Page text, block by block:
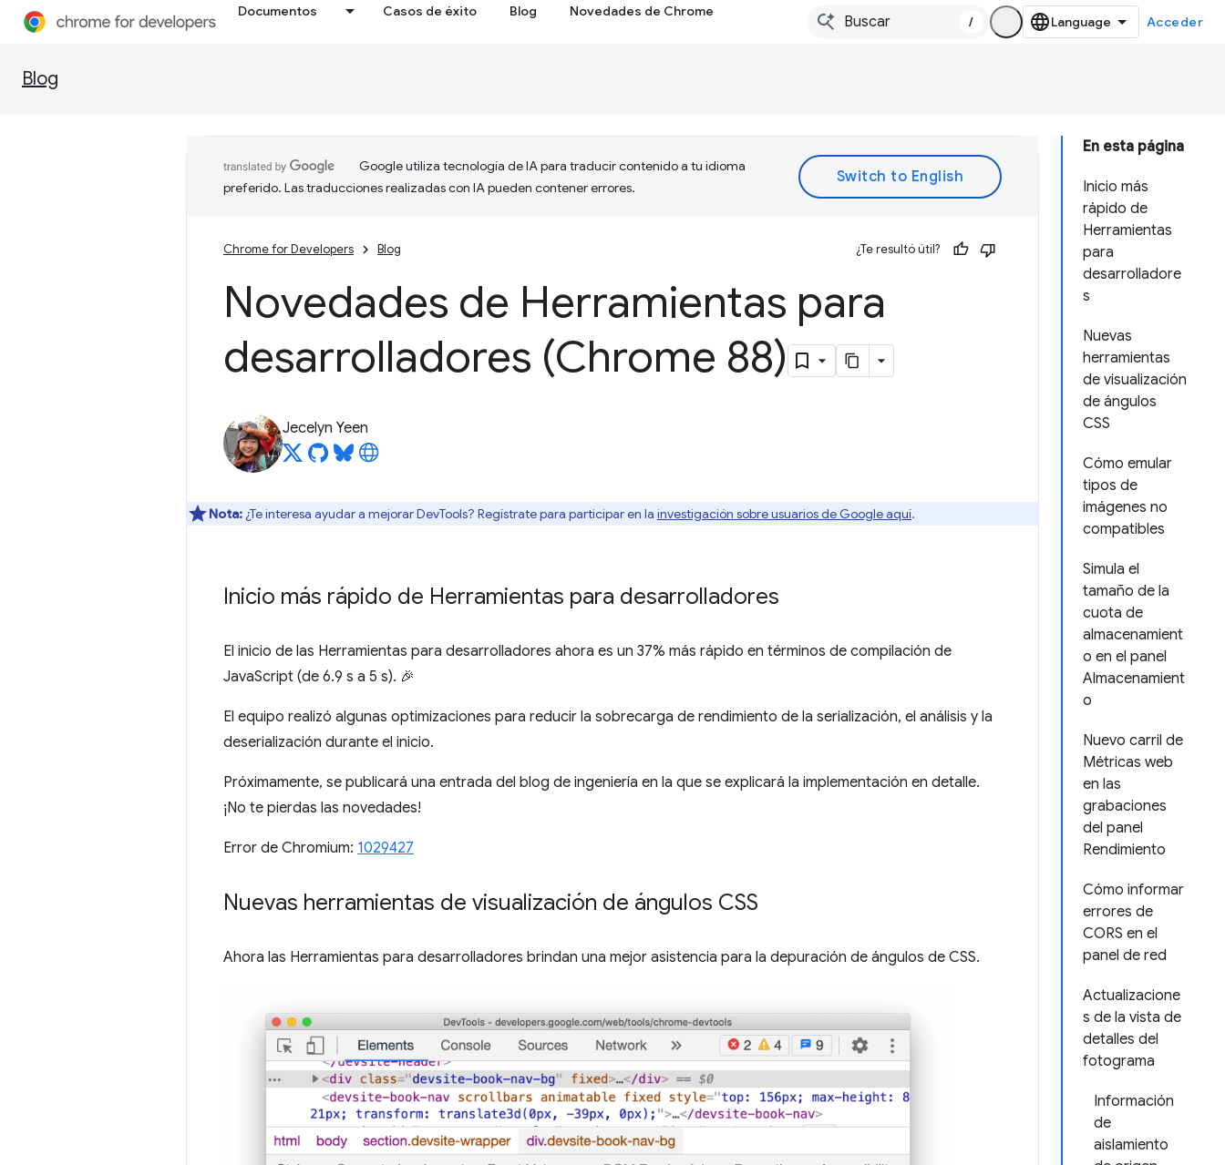
Documentos Casos de éxito Blog Novedades de Chrome
/ Acceder
Blog
En esta página
Inicio más
rápido de
Herramientas
para
desarrolladore
s
Nuevas
herramientas
de visualización
de ángulos
CSS
Cómo emular
tipos de
imágenes no
compatibles
Simula el
tamaño de la
cuota de
almacenamient
o en el panel
Almacenamient
o
Nuevo carril de
Métricas web
en las
grabaciones
del panel
Rendimiento
Cómo informar
errores de
CORS en el
panel de red
Actualizacione
s de la vista de
detalles del
fotograma
Información
de
aislamiento
Google utiliza tecnología de IA para traducir contenido a tu idioma
preferido. Las traducciones realizadas con IA pueden contener errores.
Chrome for Developers Blog ¿Te resultó útil?
Novedades de Herramientas para
desarrolladores (Chrome 88)
Jecelyn Yeen
Nota: ¿Te interesa ayudar a mejorar DevTools? Regístrate para participar en la investigación sobre usuarios de Google aquí.
Inicio más rápido de Herramientas para desarrolladores
El inicio de las Herramientas para desarrolladores ahora es un 37% más rápido en términos de compilación de
JavaScript (de 6.9 s a 5 s). 🎉
El equipo realizó algunas optimizaciones para reducir la sobrecarga de rendimiento de la serialización, el análisis y la
deserialización durante el inicio.
Próximamente, se publicará una entrada del blog de ingeniería en la que se explicará la implementación en detalle.
¡No te pierdas las novedades!
Error de Chromium: 1029427
Nuevas herramientas de visualización de ángulos CSS
Ahora las Herramientas para desarrolladores brindan una mejor asistencia para la depuración de ángulos de CSS.